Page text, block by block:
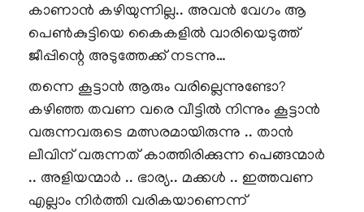
കാണാൻ കഴിയുന്നില്ല.. അവൻ വേഗം ആ
പെൺകുട്ടിയെ കൈകളിൽ വാരിയെടുത്ത്
ജീപ്പിന്റെ അടുത്തേക്ക് നടന്നു…
തന്നെ കൂട്ടാൻ ആരും വരില്ലെന്നുണ്ടോ?
കഴിഞ്ഞ തവണ വരെ വീട്ടിൽ നിന്നും കൂട്ടാൻ
വരുന്നവരുടെ മത്സരമായിരുന്നു .. താൻ
ലീവിന് വരുന്നത് കാത്തിരിക്കുന്ന പെങ്ങന്മാർ
.. അളിയന്മാർ .. ഭാര്യ.. മക്കൾ .. ഇത്തവണ
എല്ലാം നിർത്തി വരികയാണെന്ന്